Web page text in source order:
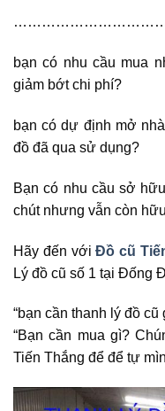
bạn có nhu cầu mua
giảm bớt chi phí?
bạn có dự định mở
đồ đã qua sử dụng?
Bạn có nhu cầu sở
chút nhưng vẫn còn
Hãy đến vớiĐồ cũ
Lý đồ cũ số 1 tại Đống
“bạn cần thanh lý đồ cũ
“Bạn cần mua gì?
Tiến Thắng để để tự